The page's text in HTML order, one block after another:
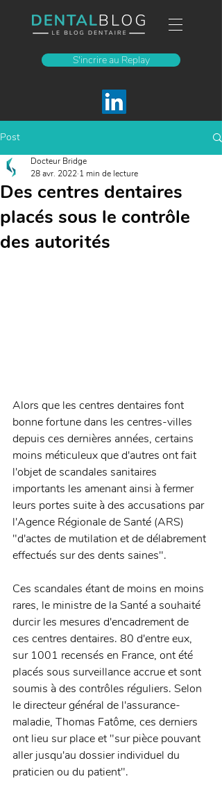
S'incrire au Replay
Post
Des centres dentaires
placés sous le contrôle
des autorités
Docteur Bridge
28 avr. 2022 1 min de lecture
Alors que les centres dentaires font
bonne fortune dans les centres-villes
depuis ces dernières années, certains
moins méticuleux que d'autres ont fait
l'objet de scandales sanitaires
importants les amenant ainsi à fermer
leurs portes suite à des accusations par
l'Agence Régionale de Santé (ARS)
"d'actes de mutilation et de délabrement
effectués sur des dents saines".
Ces scandales étant de moins en moins
rares, le ministre de la Santé a souhaité
durcir les mesures d'encadrement de
ces centres dentaires. 80 d'entre eux,
sur 1001 recensés en France, ont été
placés sous surveillance accrue et sont
soumis à des contrôles réguliers. Selon
le directeur général de l'assurance-
maladie, Thomas Fatôme, ces derniers
ont lieu sur place et "sur pièce pouvant
aller jusqu'au dossier individuel du
praticien ou du patient".